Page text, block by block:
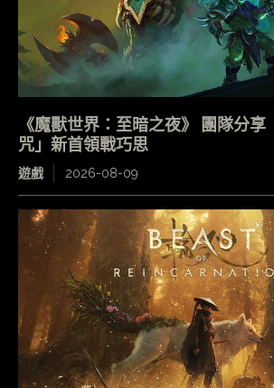
《魔獸世界：至暗之夜》 團隊分享
咒」新首領戰巧思
遊戲 2026-08-09